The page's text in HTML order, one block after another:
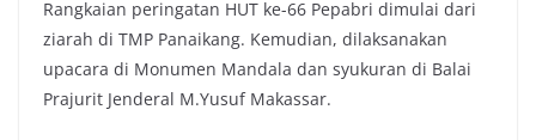
Rangkaian peringatan HUT ke-66 Pepabri dimulai dari
ziarah di TMP Panaikang. Kemudian, dilaksanakan
upacara di Monumen Mandala dan syukuran di Balai
Prajurit Jenderal M.Yusuf Makassar.